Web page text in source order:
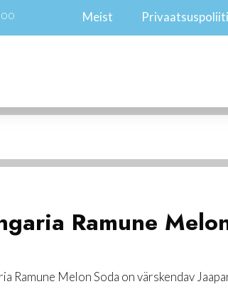
Meist
Ramune
Ramune Melon Soda on värskendav